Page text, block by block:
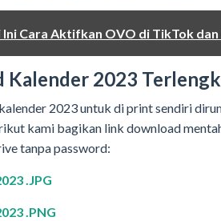
Cara Aktifkan OVO di TikTok dan
Kalender 2023
2023 untuk di print sendiri
kami bagikan link download
tanpa password:
.JPG
.PNG